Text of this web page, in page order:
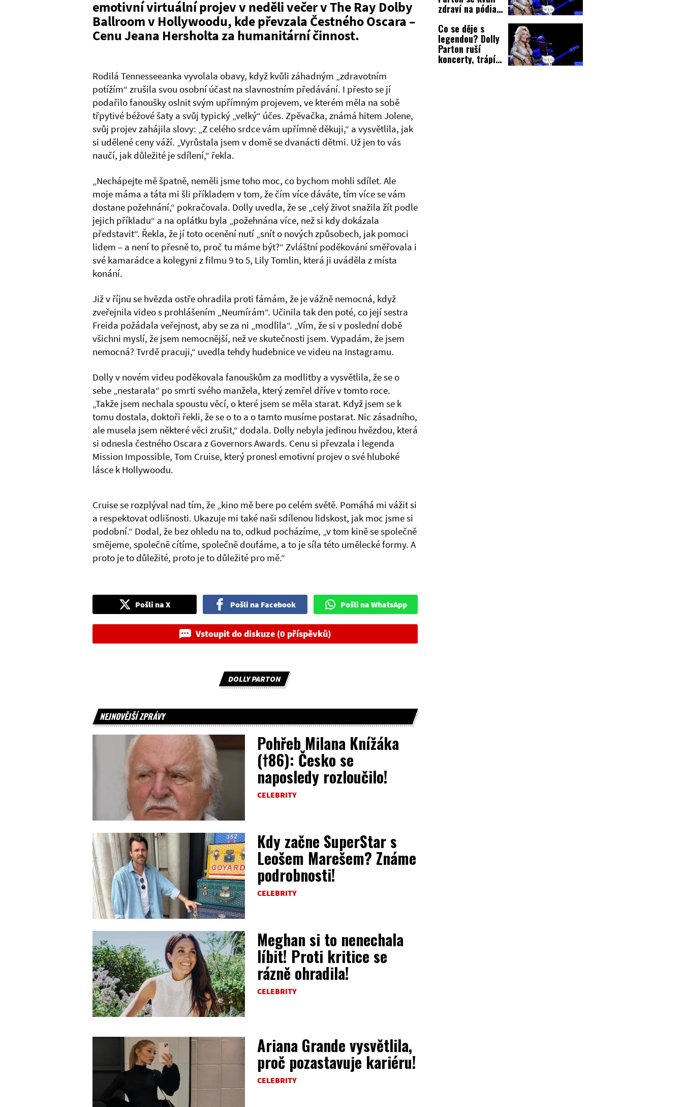
emotivní virtuální projev v neděli večer v The Ray Dolby
Ballroom v Hollywoodu, kde převzala Čestného Oscara –
Cenu Jeana Hersholta za humanitární činnost.
Rodilá Tennesseeanka vyvolala obavy, když kvůli záhadným „zdravotním
potížím“ zrušila svou osobní účast na slavnostním předávání. I přesto se jí
podařilo fanoušky oslnit svým upřímným projevem, ve kterém měla na sobě
třpytivé béžové šaty a svůj typický „velký“ účes. Zpěvačka, známá hitem Jolene,
svůj projev zahájila slovy: „Z celého srdce vám upřímně děkuji,“ a vysvětlila, jak
si udělené ceny váží. „Vyrůstala jsem v domě se dvanácti dětmi. Už jen to vás
naučí, jak důležité je sdílení,“ řekla.
„Nechápejte mě špatně, neměli jsme toho moc, co bychom mohli sdílet. Ale
moje máma a táta mi šli příkladem v tom, že čím více dáváte, tím více se vám
dostane požehnání,“ pokračovala. Dolly uvedla, že se „celý život snažila žít podle
jejich příkladu“ a na oplátku byla „požehnána více, než si kdy dokázala
představit“. Řekla, že jí toto ocenění nutí „snít o nových způsobech, jak pomoci
lidem – a není to přesně to, proč tu máme být?“ Zvláštní poděkování směřovala i
své kamarádce a kolegyni z filmu 9 to 5, Lily Tomlin, která ji uváděla z místa
konání.
Již v říjnu se hvězda ostře ohradila proti fámám, že je vážně nemocná, když
zveřejnila video s prohlášením „Neumírám“. Učinila tak den poté, co její sestra
Freida požádala veřejnost, aby se za ni „modlila“. „Vím, že si v poslední době
všichni myslí, že jsem nemocnější, než ve skutečnosti jsem. Vypadám, že jsem
nemocná? Tvrdě pracuji,“ uvedla tehdy hudebnice ve videu na Instagramu.
Dolly v novém videu poděkovala fanouškům za modlitby a vysvětlila, že se o
sebe „nestarala“ po smrti svého manžela, který zemřel dříve v tomto roce.
„Takže jsem nechala spoustu věcí, o které jsem se měla starat. Když jsem se k
tomu dostala, doktoři řekli, že se o to a o tamto musíme postarat. Nic zásadního,
ale musela jsem některé věci zrušit,“ dodala. Dolly nebyla jedinou hvězdou, která
si odnesla čestného Oscara z Governors Awards. Cenu si převzala i legenda
Mission Impossible, Tom Cruise, který pronesl emotivní projev o své hluboké
lásce k Hollywoodu.
Cruise se rozplýval nad tím, že „kino mě bere po celém světě. Pomáhá mi vážit si
a respektovat odlišnosti. Ukazuje mi také naši sdílenou lidskost, jak moc jsme si
podobní.“ Dodal, že bez ohledu na to, odkud pocházíme, „v tom kině se společně
smějeme, společně cítíme, společně doufáme, a to je síla této umělecké formy. A
proto je to důležité, proto je to důležité pro mě.“
Pošli na X Pošli na Facebook Pošli na WhatsApp
Vstoupit do diskuze (0 příspěvků)
DOLLY PARTON
NEJNOVĚJŠÍ ZPRÁVY
Pohřeb Milana Knížáka
(†86): Česko se
naposledy rozloučilo!
CELEBRITY
Kdy začne SuperStar s
Leošem Marešem? Známe
podrobnosti!
CELEBRITY
Meghan si to nenechala
líbit! Proti kritice se
rázně ohradila!
CELEBRITY
Ariana Grande vysvětlila,
proč pozastavuje kariéru!
CELEBRITY
zdraví na pódia
Co se děje s
legendou? Dolly
Parton ruší
koncerty, trápí ji